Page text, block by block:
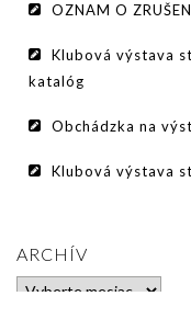
OČAKÁVANÉ
AKCIE
STAVAČOV
SKÚŠKY
OZNAM O
Klubová výstava
katalóg
Obchádzka na
Klubová výstava
ARCHÍV
Archív